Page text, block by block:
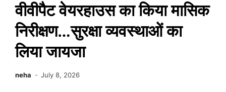
वीवीपैट वेयरहाउस का किया मासिक
निरीक्षण…सुरक्षा व्यवस्थाओं का
लिया जायजा
neha July 8, 2026